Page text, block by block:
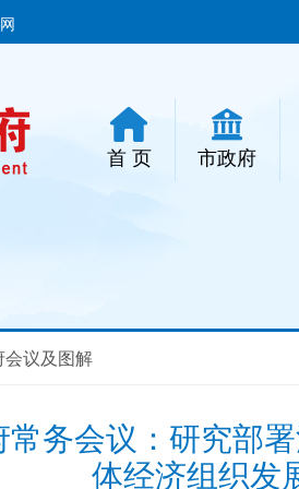
首 页 市政府
会议及图解
常务会议：研究部
体经济组织发